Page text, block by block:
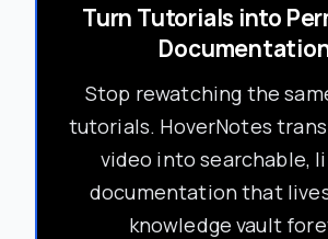
Turn Tutorials into
Stop rewatching the
tutorials. HoverNotes
video into searchable,
documentation that
knowledge vault